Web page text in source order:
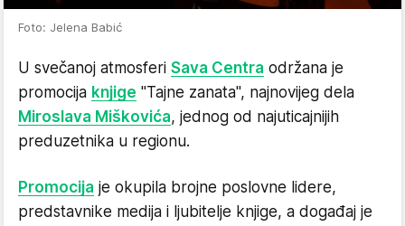
Foto: Jelena Babić
U svečanoj atmosferi Sava Centra održana je
promocija knjige "Tajne zanata", najnovijeg dela
Miroslava Miškovića, jednog od najuticajnijih
preduzetnika u regionu.
Promocija je okupila brojne poslovne lidere,
predstavnike medija i ljubitelje knjige, a događaj je